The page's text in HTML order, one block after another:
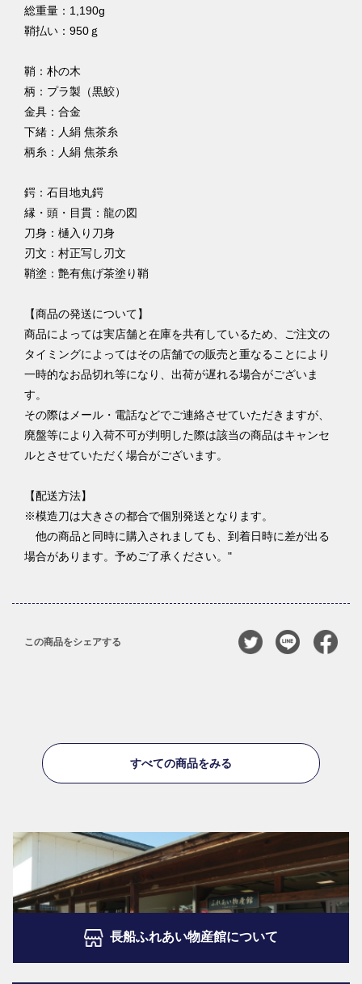
総重量：1,190g
鞘払い：950ｇ
鞘：朴の木
柄：プラ製（黒鮫）
金具：合金
下緒：人絹 焦茶糸
柄糸：人絹 焦茶糸
鍔：石目地丸鍔
縁・頭・目貫：龍の図
刀身：樋入り刀身
刃文：村正写し刃文
鞘塗：艶有焦げ茶塗り鞘
【商品の発送について】
商品によっては実店舗と在庫を共有しているため、ご注文の
タイミングによってはその店舗での販売と重なることにより
一時的なお品切れ等になり、出荷が遅れる場合がございま
す。
その際はメール・電話などでご連絡させていただきますが、
廃盤等により入荷不可が判明した際は該当の商品はキャンセ
ルとさせていただく場合がございます。
【配送方法】
※模造刀は大きさの都合で個別発送となります。
他の商品と同時に購入されましても、到着日時に差が出る
場合があります。予めご了承ください。"
この商品をシェアする
すべての商品をみる
長船ふれあい物産館について